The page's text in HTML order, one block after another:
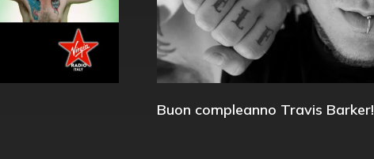
Buon compleanno Travis Barker!